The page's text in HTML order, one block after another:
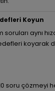
Koyun
soruları aynı
koyarak
soru çözmeyi